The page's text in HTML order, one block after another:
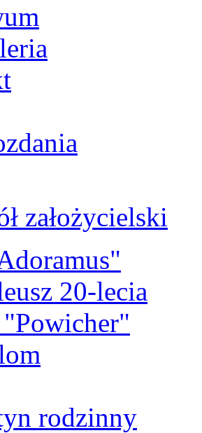
założycielski
20-lecia
"Powicher"
rodzinny